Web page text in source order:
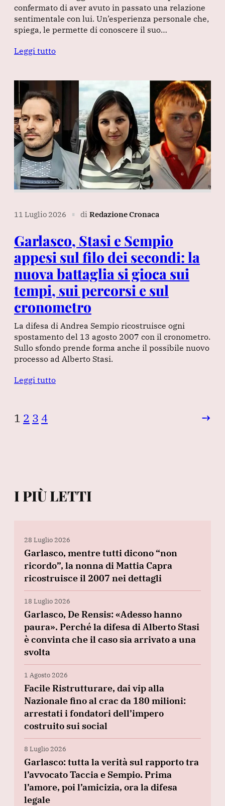
confermato di aver avuto in passato una relazione
sentimentale con lui. Un’esperienza personale che,
spiega, le permette di conoscere il suo…
Leggi tutto
11 Luglio 2026 ∎ di Redazione Cronaca
Garlasco, Stasi e Sempio
appesi sul filo dei secondi: la
nuova battaglia si gioca sui
tempi, sui percorsi e sul
cronometro
La difesa di Andrea Sempio ricostruisce ogni
spostamento del 13 agosto 2007 con il cronometro.
Sullo sfondo prende forma anche il possibile nuovo
processo ad Alberto Stasi.
Leggi tutto
1 2 3 4 →
I PIÙ LETTI
28 Luglio 2026
Garlasco, mentre tutti dicono “non
ricordo”, la nonna di Mattia Capra
ricostruisce il 2007 nei dettagli
18 Luglio 2026
Garlasco, De Rensis: «Adesso hanno
paura». Perché la difesa di Alberto Stasi
è convinta che il caso sia arrivato a una
svolta
1 Agosto 2026
Facile Ristrutturare, dai vip alla
Nazionale fino al crac da 180 milioni:
arrestati i fondatori dell’impero
costruito sui social
8 Luglio 2026
Garlasco: tutta la verità sul rapporto tra
l’avvocato Taccia e Sempio. Prima
l’amore, poi l’amicizia, ora la difesa
legale